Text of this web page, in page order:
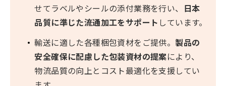
せてラベルやシールの添付業務を行い、 日本
品質に準じた流通加工をサポート しています。
輸送に適した各種梱包資材をご提供。 製品の
安全確保に配慮した包装資材の提案により、
物流品質の向上とコスト最適化を支援してい